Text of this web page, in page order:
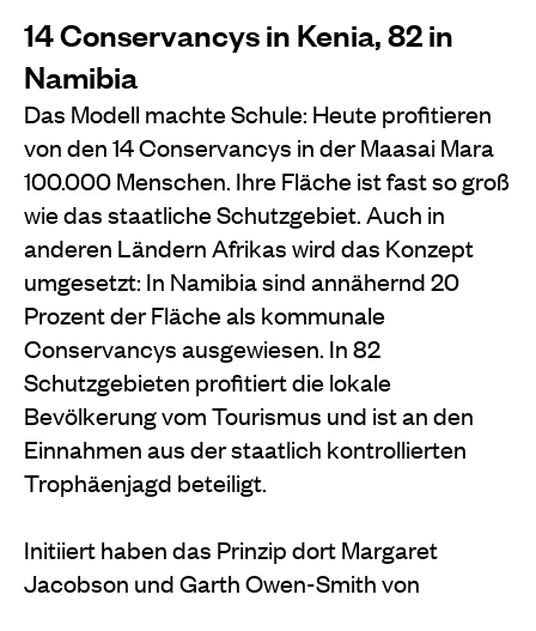
14 Conservancys in Kenia, 82 in
Namibia
Das Modell machte Schule: Heute profitieren
von den 14 Conservancys in der Maasai Mara
100.000 Menschen. Ihre Fläche ist fast so groß
wie das staatliche Schutzgebiet. Auch in
anderen Ländern Afrikas wird das Konzept
umgesetzt: In Namibia sind annähernd 20
Prozent der Fläche als kommunale
Conservancys ausgewiesen. In 82
Schutzgebieten profitiert die lokale
Bevölkerung vom Tourismus und ist an den
Einnahmen aus der staatlich kontrollierten
Trophäenjagd beteiligt.
Initiiert haben das Prinzip dort Margaret
Jacobson und Garth Owen-Smith von